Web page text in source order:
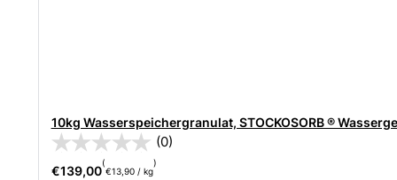
10kg Wasserspeichergranulat, STOCKOSORB ®
(0)
€139,00
(
€13,90/ kg
)